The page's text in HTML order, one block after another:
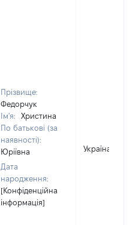
Прізвище:
Федорчук
Ім'я:
Христина
По батькові (за
наявності):
Юріївна
Дата
народження:
[Конфіденційна
інформація]
Україна